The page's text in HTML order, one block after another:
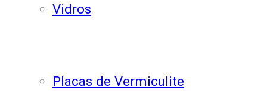
Vidros
Placas de Vermiculite